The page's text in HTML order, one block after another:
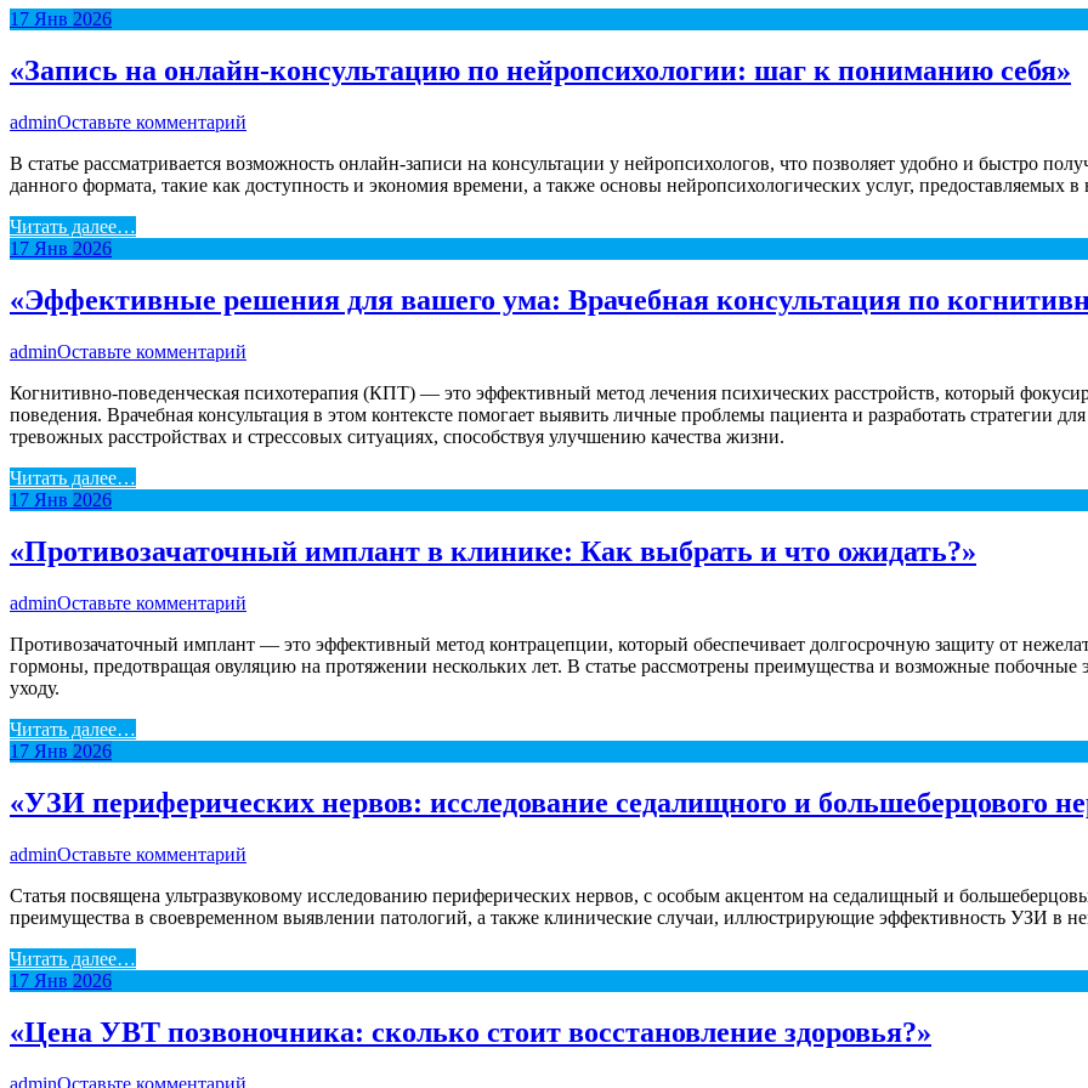
17 Янв 2026
«Запись на онлайн-консультацию по нейропсихологии: шаг к пониманию себя»
adminОставьте комментарий
В статье рассматривается возможность онлайн-записи на консультации у нейропсихологов, что позволяет удобно и быстро
данного формата, такие как доступность и экономия времени, а также основы нейропсихологических услуг, предоставляемых
Читать далее…
17 Янв 2026
«Эффективные решения для вашего ума: Врачебная консультация по
adminОставьте комментарий
Когнитивно-поведенческая психотерапия (КПТ) — это эффективный метод лечения психических расстройств, который
поведения. Врачебная консультация в этом контексте помогает выявить личные проблемы пациента и разработать стратегии
тревожных расстройствах и стрессовых ситуациях, способствуя улучшению качества жизни.
Читать далее…
17 Янв 2026
«Противозачаточный имплант в клинике: Как выбрать и что ожидать?»
adminОставьте комментарий
Противозачаточный имплант — это эффективный метод контрацепции, который обеспечивает долгосрочную защиту от
гормоны, предотвращая овуляцию на протяжении нескольких лет. В статье рассмотрены преимущества и возможные побочные
уходу.
Читать далее…
17 Янв 2026
«УЗИ периферических нервов: исследование седалищного и большеберцового
adminОставьте комментарий
Статья посвящена ультразвуковому исследованию периферических нервов, с особым акцентом на седалищный и
преимущества в своевременном выявлении патологий, а также клинические случаи, иллюстрирующие эффективность УЗИ в
Читать далее…
17 Янв 2026
«Цена УВТ позвоночника: сколько стоит восстановление здоровья?»
adminОставьте комментарий